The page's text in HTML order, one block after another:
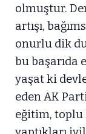
olmuştur.
artışı,
onurlu dik
bu başarıda
yaşat ki
eden AK
eğitim,